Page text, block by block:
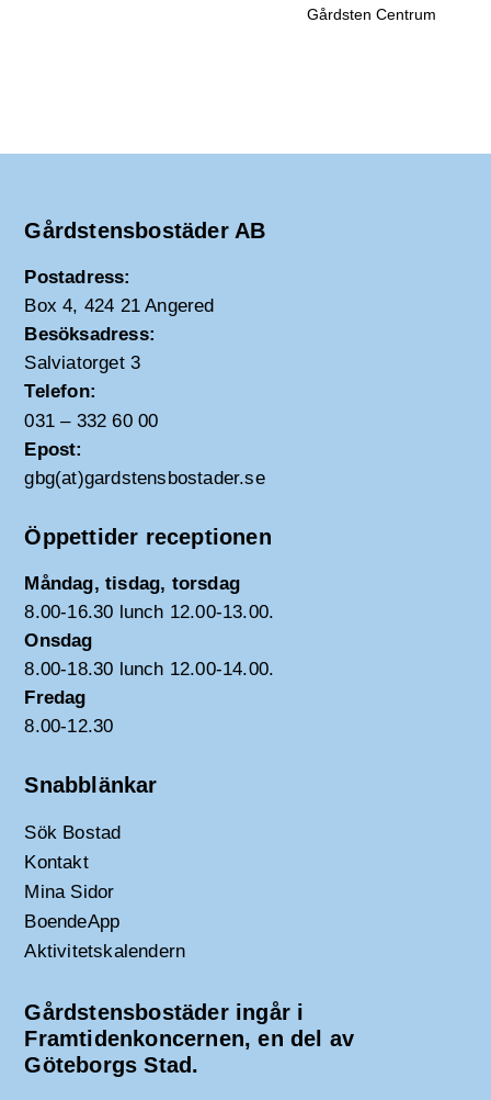
Gårdsten Centrum
Gårdstensbostäder AB
Postadress:
Box 4, 424 21 Angered
Besöksadress:
Salviatorget 3
Telefon:
031 – 332 60 00
Epost:
gbg(at)gardstensbostader.se
Öppettider receptionen
Måndag, tisdag, torsdag
8.00-16.30 lunch 12.00-13.00.
Onsdag
8.00-18.30 lunch 12.00-14.00.
Fredag
8.00-12.30
Snabblänkar
Sök Bostad
Kontakt
Mina Sidor
BoendeApp
Aktivitetskalendern
Gårdstensbostäder ingår i
Framtidenkoncernen, en del av
Göteborgs Stad.